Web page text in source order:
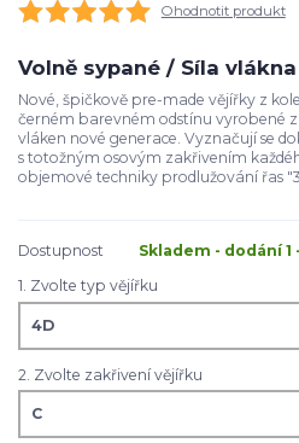
Ohodnotit produkt
Volně sypané / Síla
Nové, špičkově pre-made vějířky z
černém barevném odstínu vyrobené
vláken nové generace. Vyznačují se
s totožným osovým zakřivením
objemové techniky prodlužování řas
Dostupnost
Skladem - dodání 1
1. Zvolte typ vějířku
2. Zvolte zakřivení vějířku